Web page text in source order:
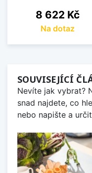
Cena
8 622 Kč
Na dotaz
SOUVISEJÍCÍ
Nevíte jak vybrat?
snad najdete, co
nebo napište a